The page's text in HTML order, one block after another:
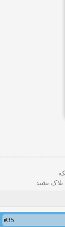
بلاک نشید
#35